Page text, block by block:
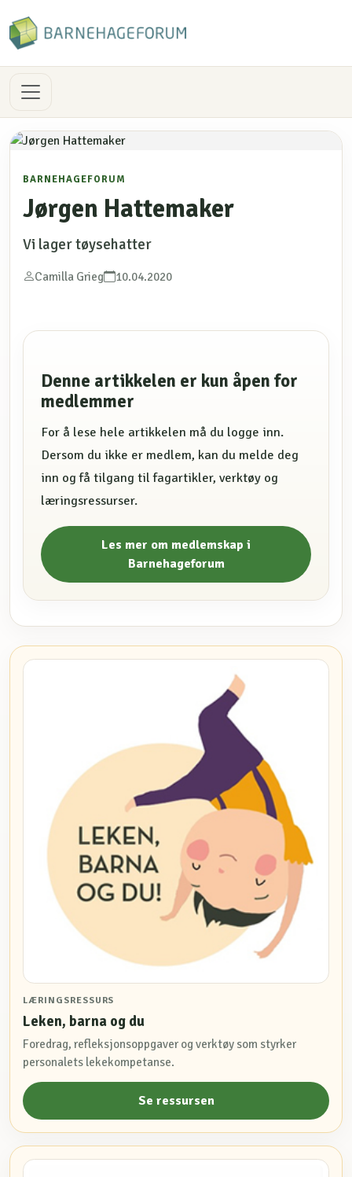
BARNEHAGEFORUM
Jørgen Hattemaker
Vi lager tøysehatter
Camilla Grieg 10.04.2020
Denne artikkelen er kun åpen for
medlemmer
For å lese hele artikkelen må du logge inn.
Dersom du ikke er medlem, kan du melde deg
inn og få tilgang til fagartikler, verktøy og
læringsressurser.
Les mer om medlemskap i
Barnehageforum
LÆRINGSRESSURS
Leken, barna og du
Foredrag, refleksjonsoppgaver og verktøy som styrker
personalets lekekompetanse.
Se ressursen